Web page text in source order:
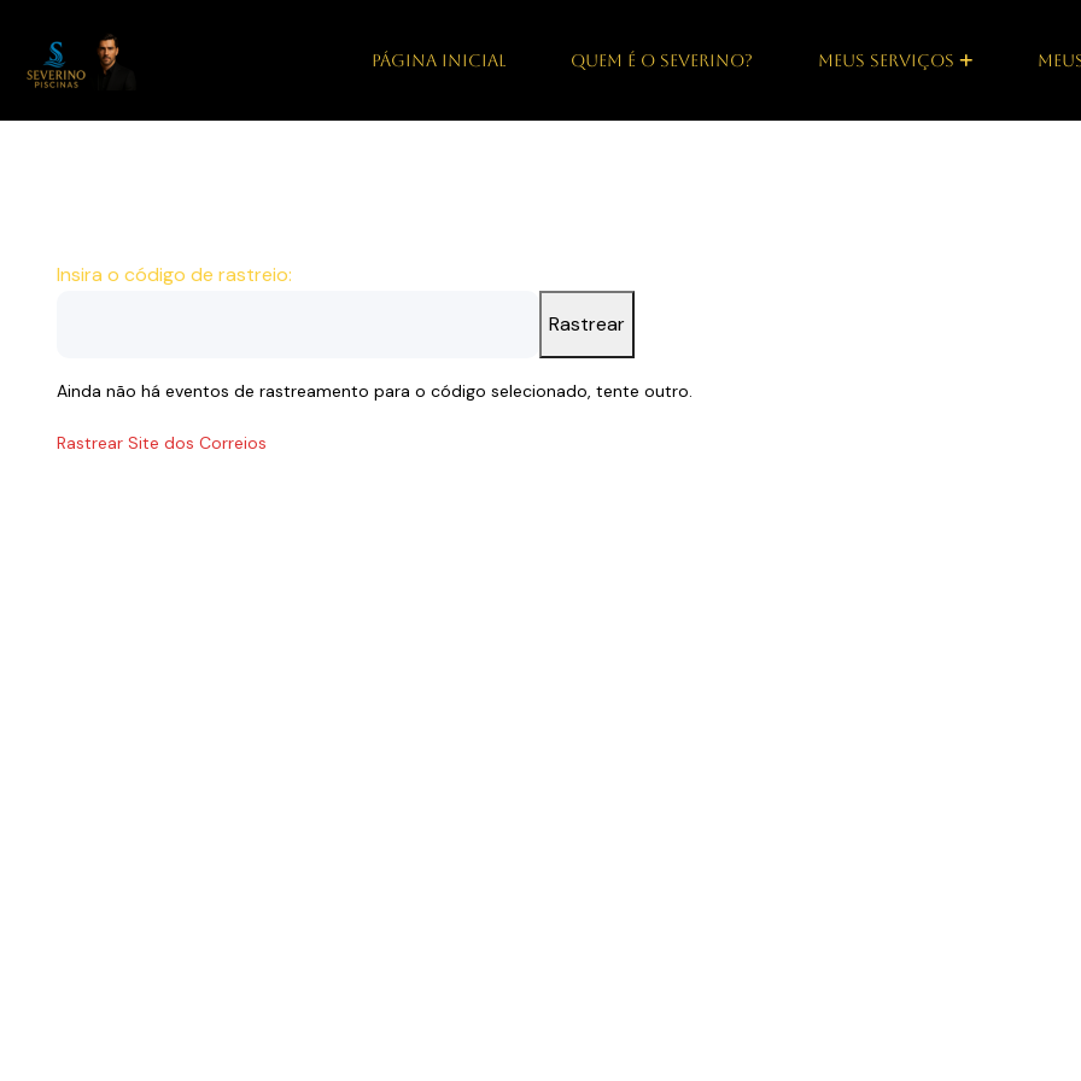
PÁGINA INICIAL QUEM É O SEVERINO? MEUS SERVIÇOS
Insira o código de rastreio:
Rastrear
Ainda não há eventos de rastreamento para o código selecionado, tente outro.
Rastrear Site dos Correios